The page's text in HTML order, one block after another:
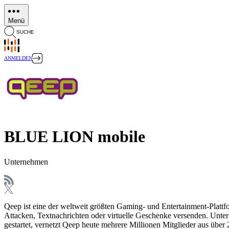
Direkt
zum
Inhalt
Menü
SUCHE
ANMELDEN
BLUE LION mobile
Unternehmen
Qeep ist eine der weltweit größten Gaming- und Entertainment-
Attacken, Textnachrichten oder virtuelle Geschenke versenden.
gestartet, vernetzt Qeep heute mehrere Millionen Mitglieder aus